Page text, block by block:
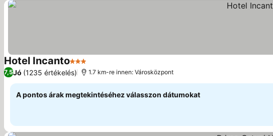
Hotel Incanto3 Kategória
7,5Jó (1235 értékelés) 1.7 km-re innen: Városközpont
A pontos árak megtekintéséhez válasszon dátumokat